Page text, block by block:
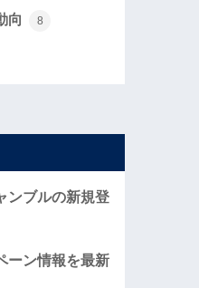
向 8
ンブルの新規登
ーン情報を最新